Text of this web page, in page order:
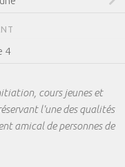
4
cours jeunes et
l'une des qualités
amical de personnes de